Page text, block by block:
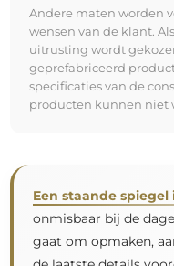
handelingen
.
Als u de gewenste
een andere indeling
of per e-mail contact
die wij kunnen maken